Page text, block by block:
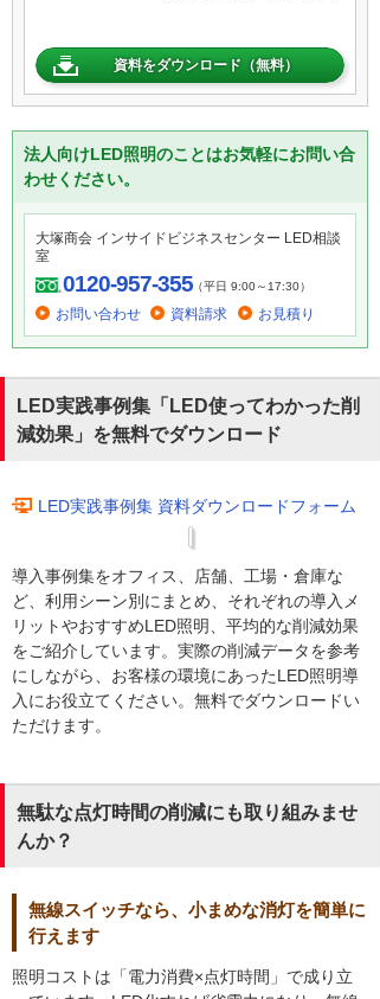
資料をダウンロード（無料）
法人向けLED照明のことはお気軽にお問い合
わせください。
大塚商会 インサイドビジネスセンター LED相談
室
0120-957-355（平日 9:00～17:30）
お問い合わせ 資料請求 お見積り
LED実践事例集「LED使ってわかった削
減効果」を無料でダウンロード
LED実践事例集 資料ダウンロードフォーム
導入事例集をオフィス、店舗、工場・倉庫な
ど、利用シーン別にまとめ、それぞれの導入メ
リットやおすすめLED照明、平均的な削減効果
をご紹介しています。実際の削減データを参考
にしながら、お客様の環境にあったLED照明導
入にお役立てください。無料でダウンロードい
ただけます。
無駄な点灯時間の削減にも取り組みませ
んか？
無線スイッチなら、小まめな消灯を簡単に
行えます
照明コストは「電力消費×点灯時間」で成り立